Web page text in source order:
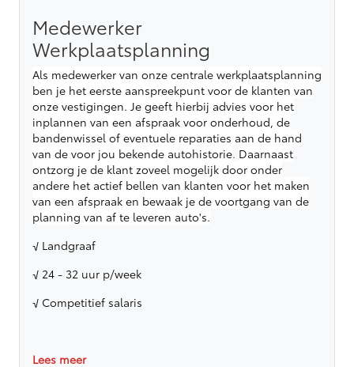
Medewerker
Werkplaatsplanning
Als medewerker van onze centrale werkplaatsplanning
ben je het eerste aanspreekpunt voor de klanten van
onze vestigingen. Je geeft hierbij advies voor het
inplannen van een afspraak voor onderhoud, de
bandenwissel of eventuele reparaties aan de hand
van de voor jou bekende autohistorie. Daarnaast
ontzorg je de klant zoveel mogelijk door onder
andere het actief bellen van klanten voor het maken
van een afspraak en bewaak je de voortgang van de
planning van af te leveren auto's.
√ Landgraaf
√ 24 - 32 uur p/week
√ Competitief salaris
Lees meer